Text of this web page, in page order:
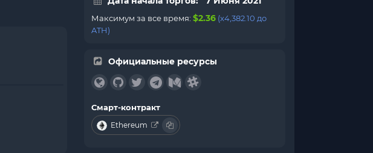
Максимум за все время:$2.36 (x4,382.10 до
ATH)
Официальные ресурсы
Смарт-контракт
Ethereum